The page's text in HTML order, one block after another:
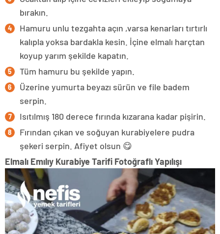
bırakın.
Hamuru unlu tezgahta açın ,varsa kenarları tırtırlı
kalıpla yoksa bardakla kesin. İçine elmalı harçtan
koyup yarım şekilde kapatın.
Tüm hamuru bu şekilde yapın.
Üzerine yumurta beyazı sürün ve file badem
serpin.
Isıtılmış 180 derece fırında kızarana kadar pişirin.
Fırından çıkan ve soğuyan kurabiyelere pudra
şekeri serpin. Afiyet olsun 😋
Elmalı Emılıy Kurabiye Tarifi Fotoğraflı Yapılışı